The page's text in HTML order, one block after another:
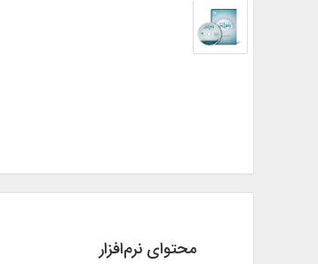
محتوای نرم‌افزار